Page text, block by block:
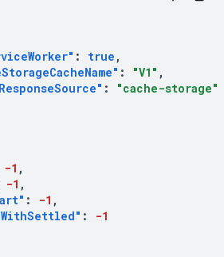
: true ,
: "V1" ,
:
"cache-storage"
-1 ,
-1 ,
: -1 ,
:
-1